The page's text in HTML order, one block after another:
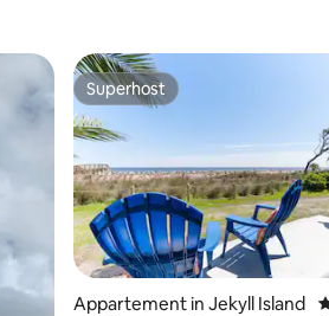
Superhost
Superhost
Appartement in Jekyll Island